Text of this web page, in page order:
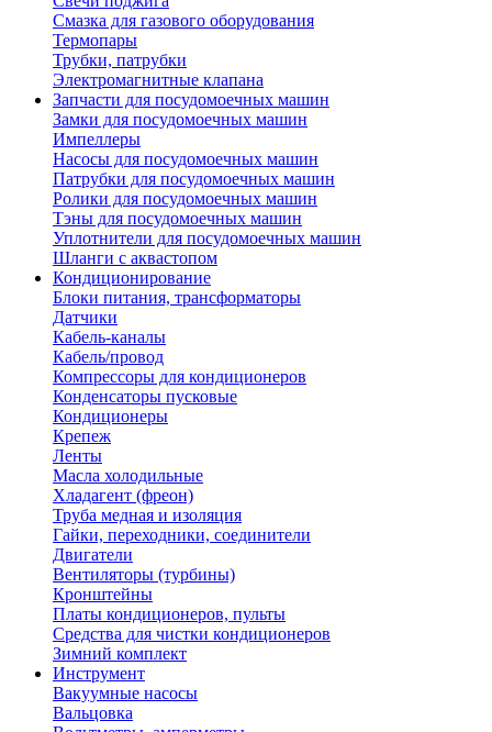
Смазка для газового оборудования
Термопары
Трубки, патрубки
Электромагнитные клапана
Запчасти для посудомоечных машин
Замки для посудомоечных машин
Импеллеры
Насосы для посудомоечных машин
Патрубки для посудомоечных машин
Ролики для посудомоечных машин
Тэны для посудомоечных машин
Уплотнители для посудомоечных машин
Шланги с аквастопом
Кондиционирование
Блоки питания, трансформаторы
Датчики
Кабель-каналы
Кабель/провод
Компрессоры для кондиционеров
Конденсаторы пусковые
Кондиционеры
Крепеж
Ленты
Масла холодильные
Хладагент (фреон)
Труба медная и изоляция
Гайки, переходники, соединители
Двигатели
Вентиляторы (турбины)
Кронштейны
Платы кондиционеров, пульты
Средства для чистки кондиционеров
Зимний комплект
Инструмент
Вакуумные насосы
Вальцовка